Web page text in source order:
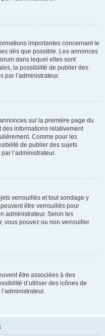
importantes concernant le
dès que possible. Les annonces
dans lequel elles sont
la possibilité de publier des
par l’administrateur.
sur la première page du
informations relativement
Comme pour les
de publier des sujets
l’administrateur.
verrouillés et tout sondage y
être verrouillés pour
administrateur. Selon les
vous pouvez ou non verrouiller
être associées à des
d’utiliser des icônes de